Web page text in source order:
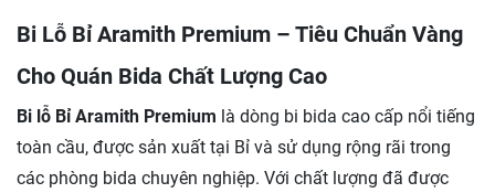
Bi Lỗ Bỉ Aramith Premium – Tiêu Chuẩn Vàng
Cho Quán Bida Chất Lượng Cao
Bi lỗ Bỉ Aramith Premium là dòng bi bida cao cấp nổi tiếng
toàn cầu, được sản xuất tại Bỉ và sử dụng rộng rãi trong
các phòng bida chuyên nghiệp. Với chất lượng đã được